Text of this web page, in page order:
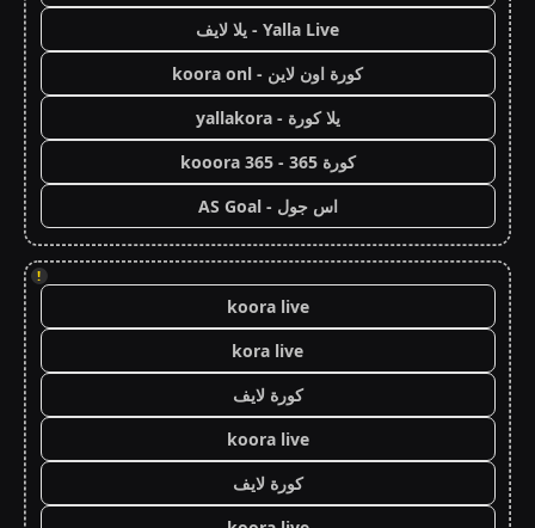
Yalla Live - يلا لايف
كورة اون لاين - koora onl
يلا كورة - yallakora
كورة 365 - kooora 365
اس جول - AS Goal
!
koora live
kora live
كورة لايف
koora live
كورة لايف